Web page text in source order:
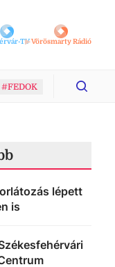
TVVörösmarty Rádió
#FEDOK
lépett
is